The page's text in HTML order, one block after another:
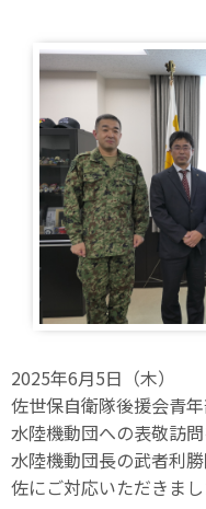
2025年6月5日（木）
佐世保自衛隊後援会青
水陸機動団への表敬訪問
水陸機動団長の武者利
佐にご対応いただきまし